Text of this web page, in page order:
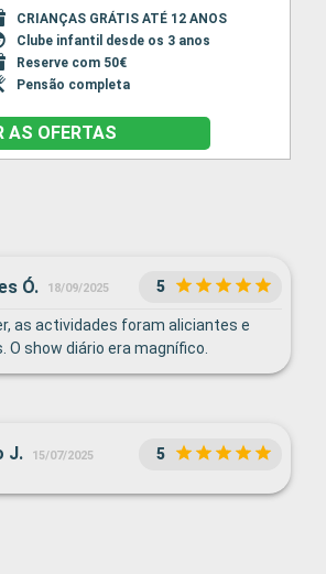
CRIANÇAS GRÁTIS ATÉ 12 ANOS
Clube infantil desde os 3 anos
Reserve com 50€
Pensão completa
AS OFERTAS
Ó. 18/09/2025 5
as actividades foram aliciantes e
O show diário era magnífico.
J. 15/07/2025 5